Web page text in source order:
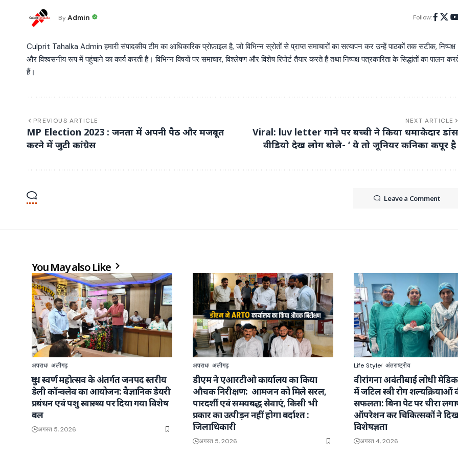
ByAdmin Follow:
Culprit Tahalka Admin हमारी संपादकीय टीम का आधिकारिक प्रोफ़ाइल है, जो विभिन्न स्रोतों से प्राप्त समाचारों का सत्यापन कर उन्हें पाठकों तक सटीक, निष्पक्ष
और विश्वसनीय रूप में पहुंचाने का कार्य करती है। विभिन्न विषयों पर समाचार, विश्लेषण और विशेष रिपोर्ट तैयार करते हैं तथा निष्पक्ष पत्रकारिता के सिद्धांतों का पालन
हैं।
PREVIOUS ARTICLE
MP Election 2023 : जनता में अपनी पैठ और मजबूत
करने में जुटी कांग्रेस
NEXT ARTICLE
Viral: luv letter गाने पर बच्ची ने किया धमाकेदार
वीडियो देख लोग बोले- ‘ ये तो जूनियर कनिका कपूर है
Leave a Comment
You May also Like
अपराध अलीगढ़
दुग्ध स्वर्ण महोत्सव के अंतर्गत जनपद स्तरीय
डेली कॉन्क्लेव का आयोजन: वैज्ञानिक डेयरी
प्रबंधन एवं पशु स्वास्थ्य पर दिया गया विशेष
बल
अगस्त 5, 2026
अपराध अलीगढ़
डीएम ने एआरटीओ कार्यालय का किया
औचक निरीक्षण: आमजन को मिले सरल,
पारदर्शी एवं समयबद्ध सेवाएं, किसी भी
प्रकार का उत्पीड़न नहीं होगा बर्दाश्त :
जिलाधिकारी
अगस्त 5, 2026
Life Style अंतराष्ट्रीय
वीरांगना अवंतीबाई लोधी
में जटिल स्त्री रोग शल्यक्रियाओं
सफलता: बिना पेट पर चीरा
ऑपरेशन कर चिकित्सकों ने
विशेषज्ञता
अगस्त 4, 2026